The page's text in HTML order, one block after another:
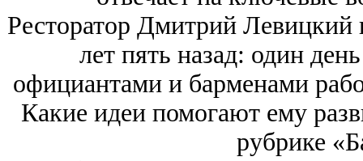
Ресторатор Дмитрий
лет пять назад: один
официантами и барменами
Какие идеи помогают ему
рубрике